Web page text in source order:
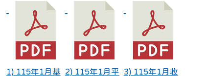
1) 115年1月基
2) 115年1月平
3) 115年1月收